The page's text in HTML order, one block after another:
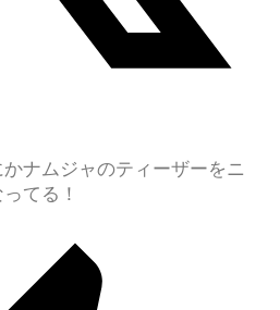
ナムジャのティーザーをニ
てる！